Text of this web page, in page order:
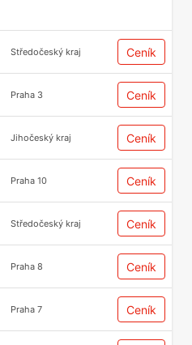
Středočeský kraj Ceník
Praha 3 Ceník
Jihočeský kraj Ceník
Praha 10 Ceník
Středočeský kraj Ceník
Praha 8 Ceník
Praha 7 Ceník